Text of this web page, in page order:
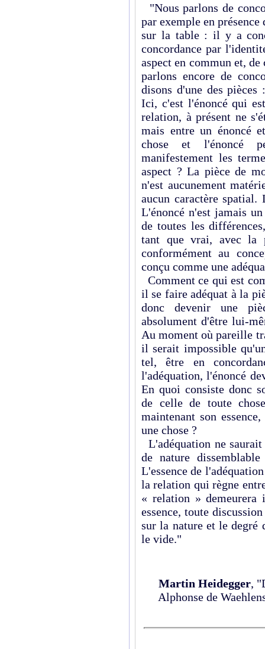
"Nous parlons de
par exemple en présence
sur la table : il y a
concordance par
aspect en commun et,
parlons encore de
disons d'une des
Ici, c'est l'énoncé qui
relation, à présent ne
mais entre un énoncé
chose et l'énoncé
manifestement les
aspect ? La pièce de
n'est aucunement
aucun caractère
L'énoncé n'est jamais
de toutes les
tant que vrai, avec la
conformément au
conçu comme une
Comment ce qui est
il se faire adéquat à la
donc devenir une
absolument d'être lui-
Au moment où pareille
il serait impossible
tel, être en
l'adéquation, l'énoncé
En quoi consiste donc
de celle de toute
maintenant son
une chose ?
L'adéquation ne
de nature
L'essence de
la relation qui règne
« relation » demeurera
essence, toute
sur la nature et le degré
le vide."
Martin Heidegger,
Alphonse de